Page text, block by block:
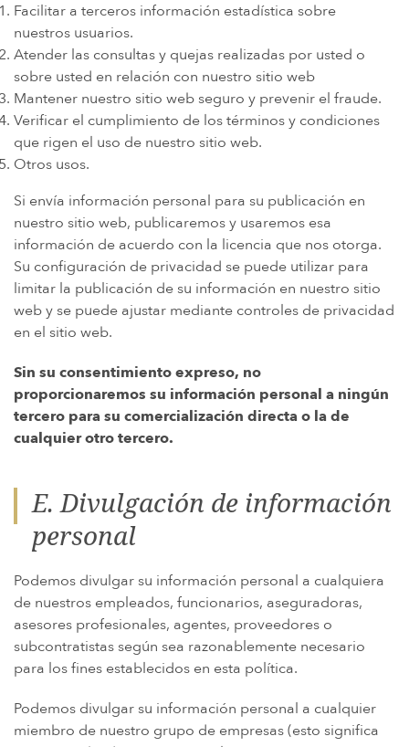
Facilitar a terceros información estadística sobre
nuestros usuarios.
Atender las consultas y quejas realizadas por usted o
sobre usted en relación con nuestro sitio web
Mantener nuestro sitio web seguro y prevenir el fraude.
Verificar el cumplimiento de los términos y condiciones
que rigen el uso de nuestro sitio web.
Otros usos.
Si envía información personal para su publicación en
nuestro sitio web, publicaremos y usaremos esa
información de acuerdo con la licencia que nos otorga.
Su configuración de privacidad se puede utilizar para
limitar la publicación de su información en nuestro sitio
web y se puede ajustar mediante controles de privacidad
en el sitio web.
Sin su consentimiento expreso, no
proporcionaremos su información personal a ningún
tercero para su comercialización directa o la de
cualquier otro tercero.
E. Divulgación de información
personal
Podemos divulgar su información personal a cualquiera
de nuestros empleados, funcionarios, aseguradoras,
asesores profesionales, agentes, proveedores o
subcontratistas según sea razonablemente necesario
para los fines establecidos en esta política.
Podemos divulgar su información personal a cualquier
miembro de nuestro grupo de empresas (esto significa